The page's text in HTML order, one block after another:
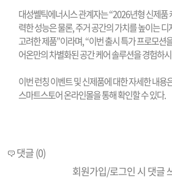
대성쎌틱에너시스 관계자는 “2026년형 신제품
력한 성능은 물론,주거 공간의 가치를 높이는
고려한 제품”이라며,“이번 출시 특가 프로모션
어온만의 차별화된 공간 케어 솔루션을 경험하
이번 런칭 이벤트 및 신제품에 대한 자세한 내용
스마트스토어 온라인몰을 통해 확인할 수 있다.
댓글 (0)
회원가입/로그인 시 댓글